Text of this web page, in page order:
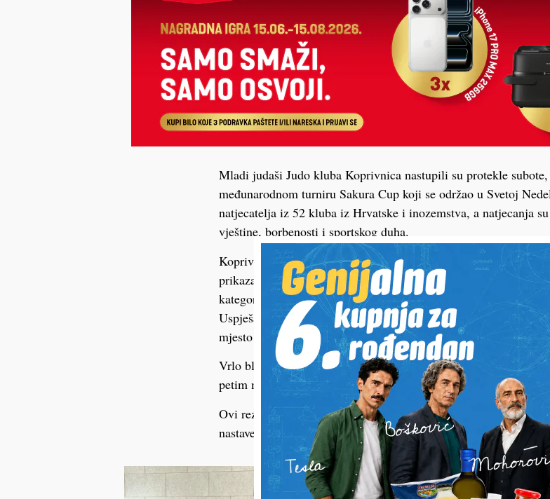
Mladi judaši Judo kluba Koprivnica nastupili su protekle
međunarodnom turniru Sakura Cup koji se održao u Svetoj
natjecatelja iz 52 kluba iz Hrvatske i inozemstva, a natjecanja
vještine, borbenosti i sportskog duha.
Koprivnički klub predstavljalo je pet natjecatelja koji su se
prikazali visoku razinu judo umijeća. Najuspješnija među
kategoriji djevojčica U10 do 40 kilograma osvojila odlično drugo
Uspješan je bio i Borna Šumiga, koji je u kategoriji dječaka
mjesto i brončanu medalju.
Vrlo blizu postolju bili su Hana Vargović i Jakov Lončar, koji
petim mjestima, dok je Martin Terzić turnir završio na devetom
Ovi rezultati još su jedan pokazatelj kvalitetnog rada u klubu i
nastave trenirati s jednakim entuzijazmom i predanošću.